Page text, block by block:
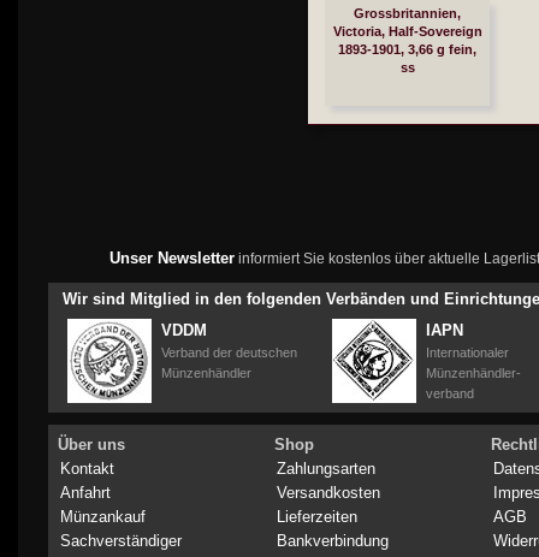
Grossbritannien,
Victoria, Half-Sovereign
1893-1901, 3,66 g fein,
ss
Unser Newsletterinformiert Sie kostenlos über aktuelle
Wir sind Mitglied in den folgenden Verbänden und
VDDM
Verband der deutschen
Münzenhändler
IAPN
Internationaler
Münzenhändler-
verband
Über uns
Kontakt
Anfahrt
Münzankauf
Sachverständiger
Shop
Zahlungsarten
Versandkosten
Lieferzeiten
Bankverbindung
AGB